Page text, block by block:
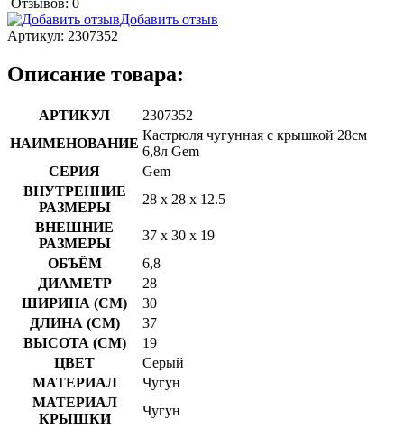
Добавить отзыв
Артикул: 2307352
Описание товара:
АРТИКУЛ
2307352
НАИМЕНОВАНИЕ
Кастрюля чугунная с крышкой 28см
6,8л Gem
СЕРИЯ
Gem
ВНУТРЕННИЕ
РАЗМЕРЫ
28 x 28 x 12.5
ВНЕШНИЕ
РАЗМЕРЫ
37 x 30 x 19
ОБЪЁМ
6,8
ДИАМЕТР
28
ШИРИНА (СМ)
30
ДЛИНА (СМ)
37
ВЫСОТА (СМ)
19
ЦВЕТ
Серый
МАТЕРИАЛ
Чугун
МАТЕРИАЛ
КРЫШКИ
Чугун